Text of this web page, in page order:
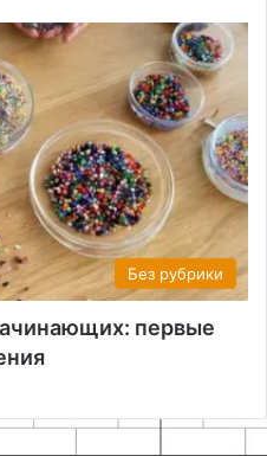
Без рубрики
первые